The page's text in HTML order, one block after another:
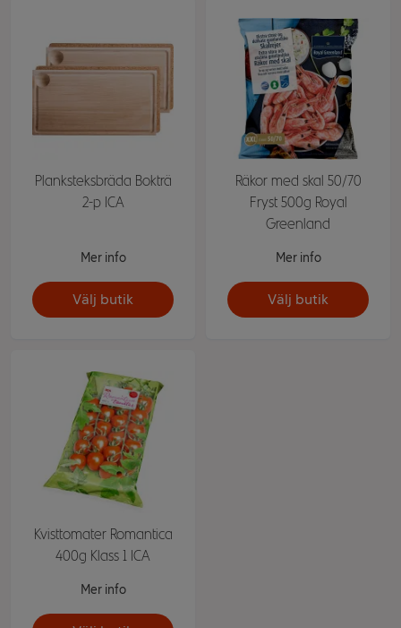
Planksteksbräda Bokträ
2-p ICA
Mer info
Välj butik
Räkor med skal 50/70
Fryst 500g Royal
Greenland
Mer info
Välj butik
Kvisttomater Romantica
400g Klass 1 ICA
Mer info